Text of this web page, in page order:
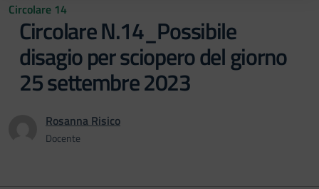
Circolare 14
Circolare N.14_Possibile
disagio per sciopero del giorno
25 settembre 2023
Rosanna Risico
Docente